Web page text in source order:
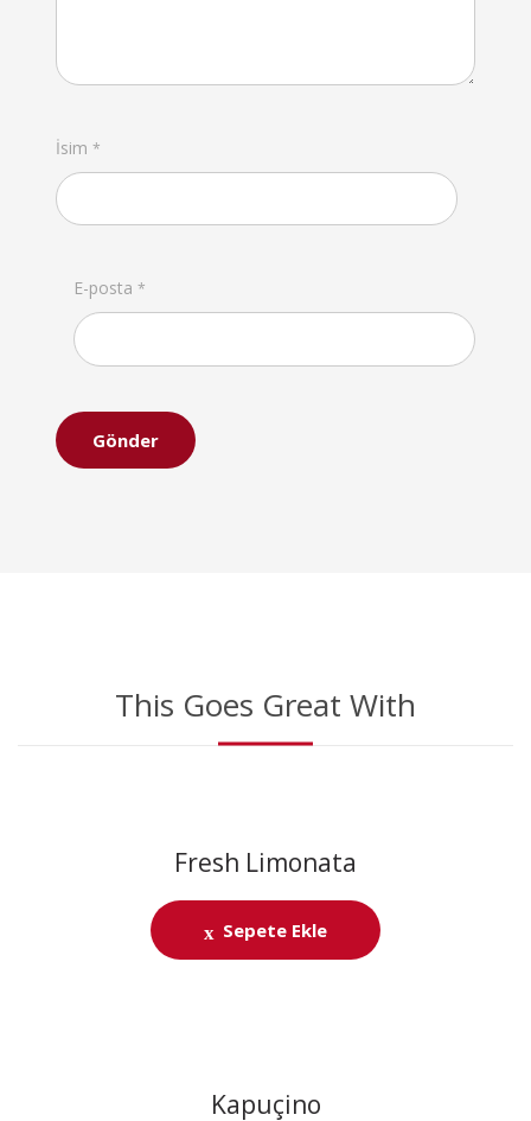
İsim *
E-posta *
This Goes Great With
Fresh Limonata
Sepete Ekle
Kapuçino